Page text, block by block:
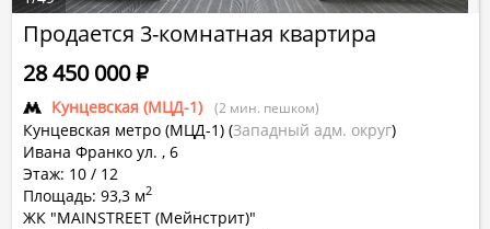
Продается 3-комнатная квартира
Кунцевская (МЦД-1) (2 мин. пешком)
Кунцевская метро (МЦД-1) (Западный адм. округ)
Ивана Франко ул. , 6
Этаж: 10 / 12
Площадь: 93,3 м2
ЖК "MAINSTREET (Мейнстрит)"
28 450 000Р